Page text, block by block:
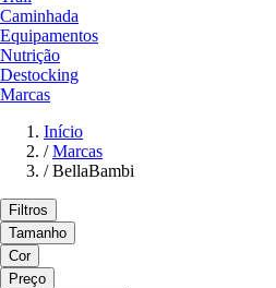
Caminhada
Equipamentos
Nutrição
Destocking
Marcas
Início
/ Marcas
/ BellaBambi
Filtros
Tamanho
Cor
Preço